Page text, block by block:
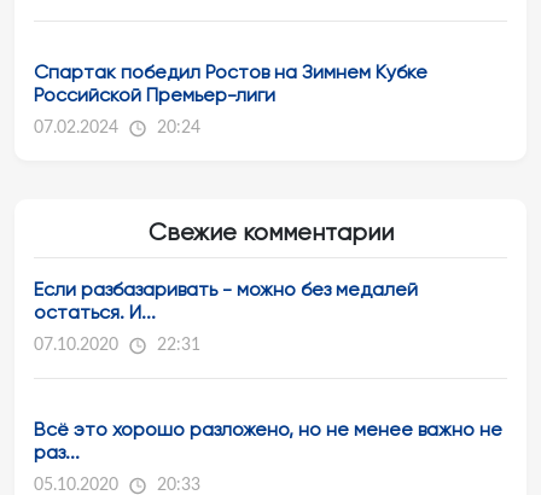
Спартак победил Ростов на Зимнем Кубке
Российской Премьер-лиги
07.02.2024 20:24
Свежие комментарии
Если разбазаривать - можно без медалей
остаться. И...
07.10.2020 22:31
Всё это хорошо разложено, но не менее важно не
раз...
05.10.2020 20:33